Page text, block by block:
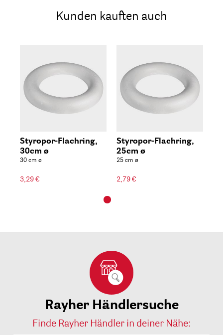
Kunden kauften auch
Styropor-Flachring,
30cm ø
30 cm ø
3,29 €
Styropor-Flachring,
25cm ø
25 cm ø
2,79 €
Rayher Händlersuche
Finde Rayher Händler in deiner Nähe: